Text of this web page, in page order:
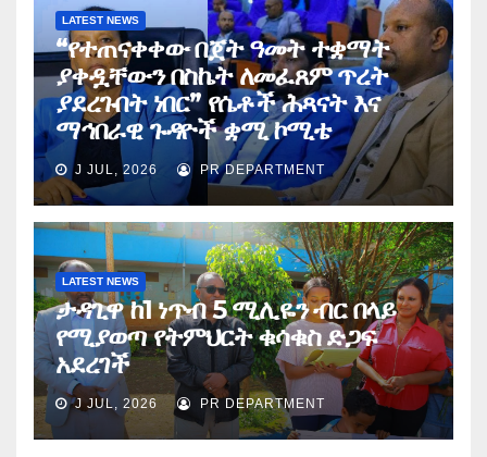
LATEST NEWS
“የተጠናቀቀው በጀት ዓመት ተቋማት
ያቀዷቸውን በስኬት ለመፈጸም ጥረት
ያደረጉበት ነበር” የሴቶች ሕጻናት እና
ማኅበራዊ ጉዳዮች ቋሚ ኮሚቴ
J JUL, 2026 PR DEPARTMENT
LATEST NEWS
ታዳጊዋ ከ1 ነጥብ 5 ሚሊዬን ብር በላይ
የሚያወጣ የትምህርት ቁሳቁስ ድጋፍ
አደረገች
J JUL, 2026 PR DEPARTMENT